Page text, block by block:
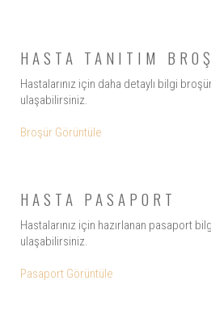
HASTA TANITIM
Hastalarınız için daha detaylı bilgi
ulaşabilirsiniz.
Broşür Görüntüle
HASTA PASAPORT
Hastalarınız için hazırlanan pasaport
ulaşabilirsiniz.
Pasaport Görüntüle